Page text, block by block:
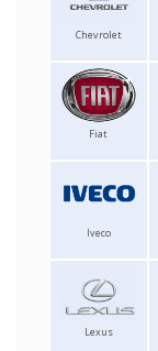
Chevrolet
Fiat
Iveco
Lexus